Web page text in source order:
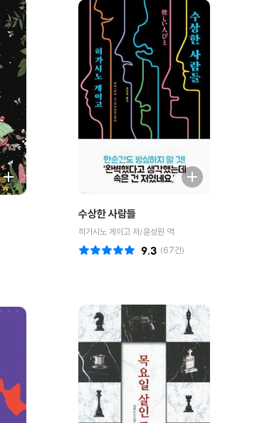
수상한 사람들
히가시노 게이고 저/윤성원 역
(67건)
9.3